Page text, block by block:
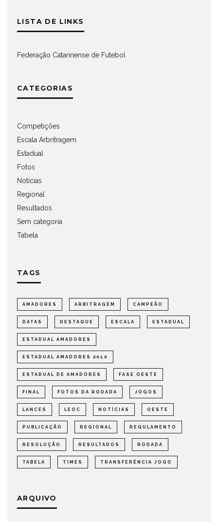
LISTA DE LINKS
Federação Catarinense de Futebol
CATEGORIAS
Competições
Escala Arbritragem
Estadual
Fotos
Notícias
Regional
Resultados
Sem categoria
Tabela
TAGS
AMADORES ARBITRAGEM CAMPEÃO
DATAS DESTAQUE ESCALA ESTADUAL
ESTADUAL AMADORES
ESTADUAL AMADORES 2010
ESTADUAL DE AMADORES FASE OESTE
FINAL FOTOS DA RODADA JOGOS
LANCES LEOC NOTÍCIAS OESTE
PUBLICAÇÃO REGIONAL REGULAMENTO
RESOLUÇÃO RESULTADOS RODADA
TABELA TIMES TRANSFERÊNCIA JOGO
ARQUIVO